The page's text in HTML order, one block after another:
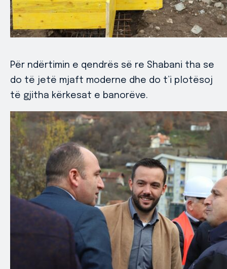
Për ndërtimin e qendrës së re Shabani tha se
do të jetë mjaft moderne dhe do t’i plotësoj
të gjitha kërkesat e banorëve.